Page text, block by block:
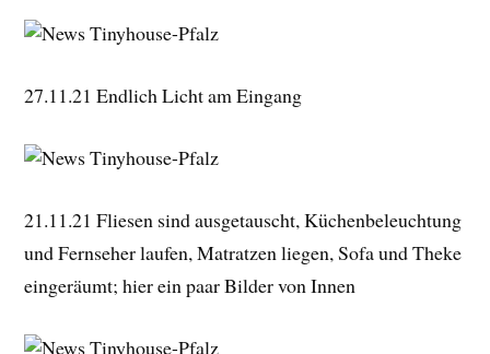
27.11.21 Endlich Licht am Eingang
21.11.21 Fliesen sind ausgetauscht, Küchenbeleuchtung
und Fernseher laufen, Matratzen liegen, Sofa und Theke
eingeräumt; hier ein paar Bilder von Innen